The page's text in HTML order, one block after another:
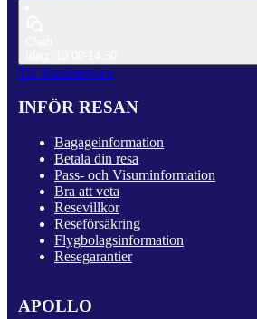
Till Kundservice
INFÖR RESAN
Bagageinformation
Betala din resa
Pass- och Visuminformation
Bra att veta
Resevillkor
Reseförsäkring
Flygbolagsinformation
Resegarantier
APOLLO